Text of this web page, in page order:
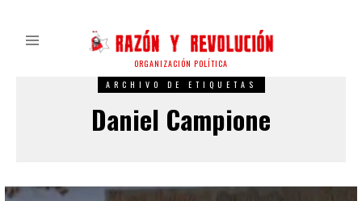
ORGANIZACIÓN POLÍTICA
ARCHIVO DE ETIQUETAS
Daniel Campione